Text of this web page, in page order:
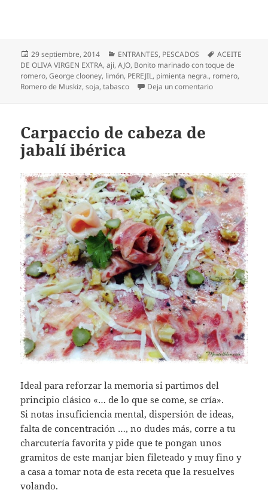
Publicado
el
29 septiembre, 2014 Categorías
ENTRANTES, PESCADOS Etiquetas
ACEITE
DE OLIVA VIRGEN EXTRA,aji,AJO, Bonito marinado con toque de
romero,George clooney, limón, PEREJIL, pimienta negra., romero,
Romero de Muskiz,soja,tabasco Deja un comentarioen Bonito
Carpaccio de cabeza de
jabalí ibérica
Ideal para reforzar la memoria si partimos del
principio clásico «… de lo que se come, se cría».
Si notas insuficiencia mental, dispersión de ideas,
falta de concentración …, no dudes más, corre a tu
charcutería favorita y pide que te pongan unos
gramitos de este manjar bien fileteado y muy fino y
a casa a tomar nota de esta receta que la resuelves
volando.